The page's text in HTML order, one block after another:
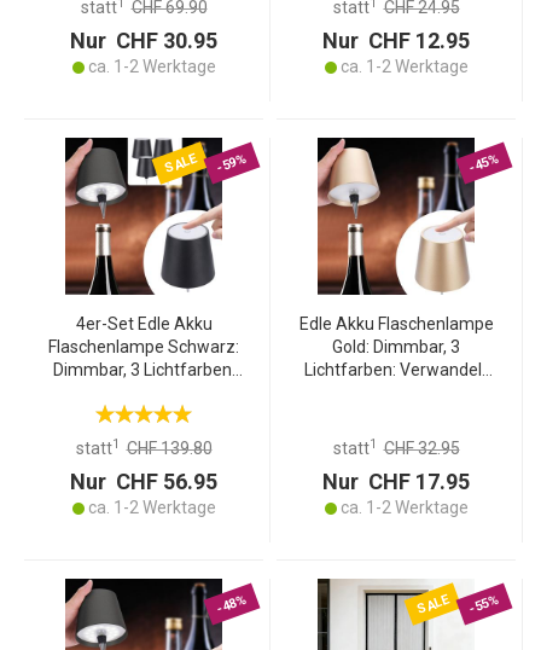
statt
CHF 69.90
Nur CHF 30.95
ca. 1-2 Werktage
statt CHF 24.95
Nur CHF 12.95
ca. 1-2 Werktage
SALE -59%
4er-Set Edle Akku
Flaschenlampe Schwarz:
Dimmbar, 3 Lichtfarben:
stimmungsvolle Leuchten
statt1 CHF 139.80
Nur CHF 56.95
ca. 1-2 Werktage
-45%
Edle Akku Flaschenlampe
Gold: Dimmbar, 3
Lichtfarben: Verwandelt
statt1 CHF 32.95
Nur CHF 17.95
ca. 1-2 Werktage
-48% SALE -55%